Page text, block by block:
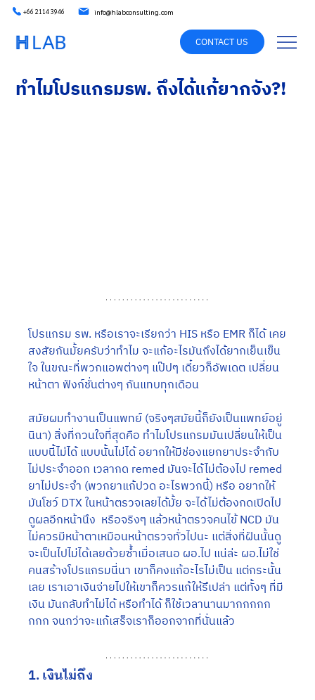
+66 2114 3946 info@hlabconsulting.com
CONTACT US
ทำไมโปรแกรมรพ. ถึงได้แก้ยากจัง?!
โปรแกรม รพ. หรือเราจะเรียกว่า HIS หรือ EMR ก็ได้ เคย
สงสัยกันมั้ยครับว่าทำไม จะแก้อะไรมันถึงได้ยากเย็นเข็น
ใจ ในขณะที่พวกแอพต่างๆ แป๊ปๆ เดี๋ยวก็อัพเดต เปลี่ยน
หน้าตา ฟังก์ชั่นต่างๆ กันแทบทุกเดือน
สมัยผมทำงานเป็นแพทย์ (จริงๆสมัยนี้ก็ยังเป็นแพทย์อยู่
นินา) สิ่งที่กวนใจที่สุดคือ ทำไมโปรแกรมมันเปลี่ยนให้เป็น
แบบนี้ไม่ได้ แบบนั้นไม่ได้ อยากให้มีช่องแยกยาประจำกับ
ไม่ประจำออก เวลากด remed มันจะได้ไม่ต้องไป remed
ยาไม่ประจำ (พวกยาแก้ปวด อะไรพวกนี้) หรือ อยากให้
มันโชว์ DTX ในหน้าตรวจเลยได้มั้ย จะได้ไม่ต้องกดเปิดไป
ดูผลอีกหน้านึง  หรือจริงๆ แล้วหน้าตรวจคนไข้ NCD มัน
ไม่ควรมีหน้าตาเหมือนหน้าตรวจทั่วไปนะ แต่สิ่งที่ฝันนั้นดู
จะเป็นไปไม่ได้เลยด้วยซ้ำเมื่อเสนอ ผอ.ไป แน่ล่ะ ผอ.ไม่ใช่
คนสร้างโปรแกรมนี่นา เขาก็คงแก้อะไรไม่เป็น แต่กระนั้น
เลย เราเอาเงินจ่ายไปให้เขาก็ควรแก้ให้รึเปล่า แต่ทั้งๆ ที่มี
เงิน มันกลับทำไม่ได้ หรือทำได้ ก็ใช้เวลานานมากกกกก
กกก จนกว่าจะแก้เสร็จเราก็ออกจากที่นั่นแล้ว
1. เงินไม่ถึง